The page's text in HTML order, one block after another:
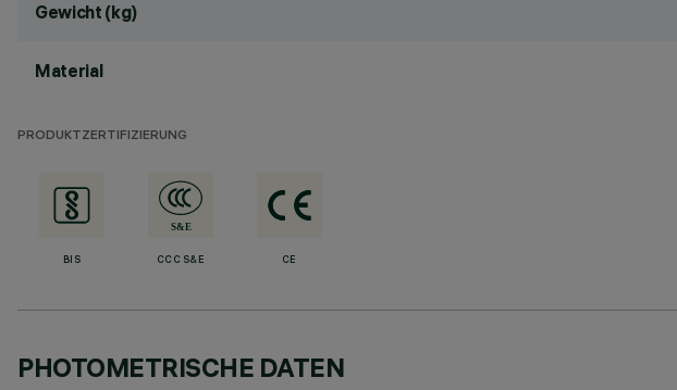
Gewicht (kg)
Material
PRODUKTZERTIFIZIERUNG
BIS CCC S&E CE
PHOTOMETRISCHE DATEN